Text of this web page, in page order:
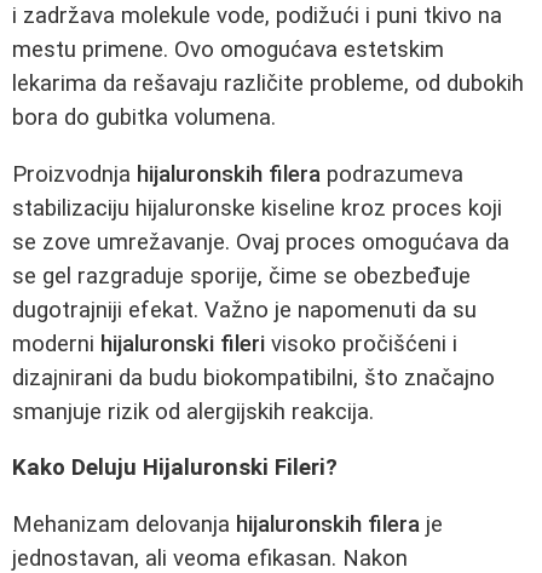
i zadržava molekule vode, podižući i puni tkivo na
mestu primene. Ovo omogućava estetskim
lekarima da rešavaju različite probleme, od dubokih
bora do gubitka volumena.
Proizvodnja hijaluronskih filera podrazumeva
stabilizaciju hijaluronske kiseline kroz proces koji
se zove umrežavanje. Ovaj proces omogućava da
se gel razgraduje sporije, čime se obezbeđuje
dugotrajniji efekat. Važno je napomenuti da su
moderni hijaluronski fileri visoko pročišćeni i
dizajnirani da budu biokompatibilni, što značajno
smanjuje rizik od alergijskih reakcija.
Kako Deluju Hijaluronski Fileri?
Mehanizam delovanja hijaluronskih filera je
jednostavan, ali veoma efikasan. Nakon